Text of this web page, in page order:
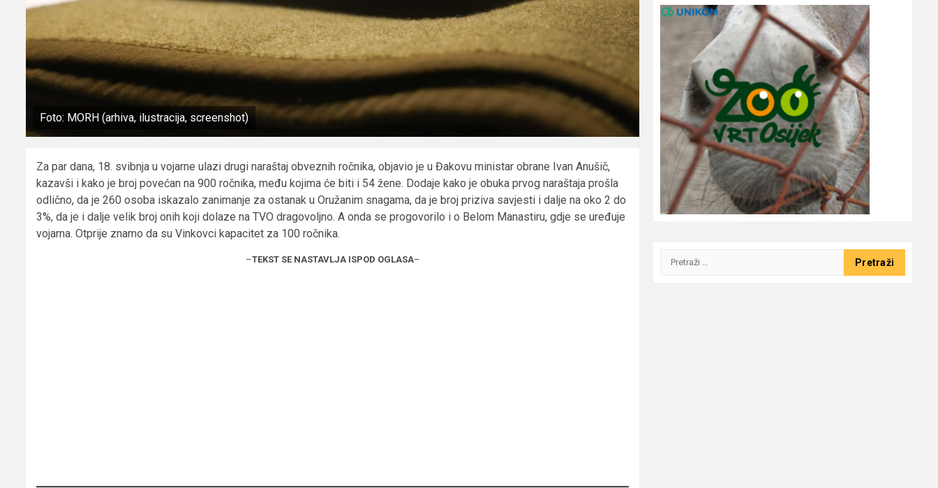
Foto: MORH (arhiva, ilustracija, screenshot)
Za par dana, 18. svibnja u vojarne ulazi drugi naraštaj obveznih ročnika, objavio je u Đakovu ministar obrane Ivan Anušič,
kazavši i kako je broj povećan na 900 ročnika, među kojima će biti i 54 žene. Dodaje kako je obuka prvog naraštaja prošla
odlično, da je 260 osoba iskazalo zanimanje za ostanak u Oružanim snagama, da je broj priziva savjesti i dalje na oko 2 do
3%, da je i dalje velik broj onih koji dolaze na TVO dragovoljno. A onda se progovorilo i o Belom Manastiru, gdje se uređuje
vojarna. Otprije znamo da su Vinkovci kapacitet za 100 ročnika.
–TEKST SE NASTAVLJA ISPOD OGLASA– Pretraži: